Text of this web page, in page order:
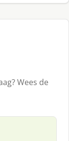
Wees de